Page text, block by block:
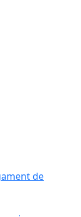
de